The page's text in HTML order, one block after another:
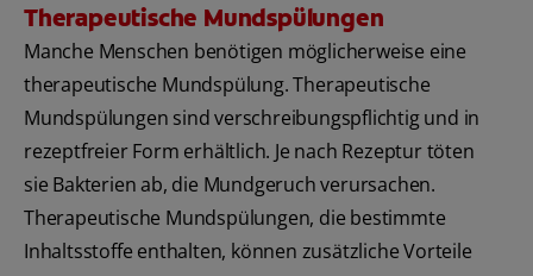
Therapeutische Mundspülungen
Manche Menschen benötigen möglicherweise eine
therapeutische Mundspülung. Therapeutische
Mundspülungen sind verschreibungspflichtig und in
rezeptfreier Form erhältlich. Je nach Rezeptur töten
sie Bakterien ab, die Mundgeruch verursachen.
Therapeutische Mundspülungen, die bestimmte
Inhaltsstoffe enthalten, können zusätzliche Vorteile